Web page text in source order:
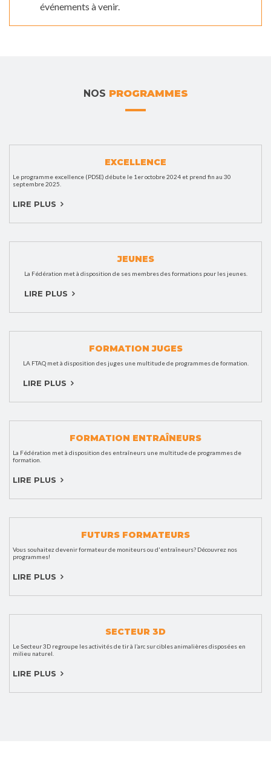
événements à venir.
NOS PROGRAMMES
EXCELLENCE
Le programme excellence (PDSE) débute le 1er octobre 2024 et prend fin au 30
septembre 2025.
LIRE PLUS
JEUNES
La Fédération met à disposition de ses membres des formations pour les jeunes.
LIRE PLUS
FORMATION JUGES
LA FTAQ met à disposition des juges une multitude de programmes de formation.
LIRE PLUS
FORMATION ENTRAÎNEURS
La Fédération met à disposition des entraîneurs une multitude de programmes de
formation.
LIRE PLUS
FUTURS FORMATEURS
Vous souhaitez devenir formateur de moniteurs ou d'entraîneurs? Découvrez nos
programmes!
LIRE PLUS
SECTEUR 3D
Le Secteur 3D regroupe les activités de tir à l’arc sur cibles animalières disposées en
milieu naturel.
LIRE PLUS